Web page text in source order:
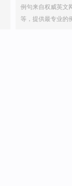
例句来自权威英文
等，提供最专业的